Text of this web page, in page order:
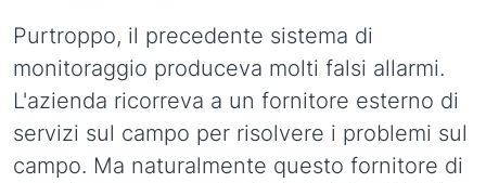
Purtroppo, il precedente sistema di
monitoraggio produceva molti falsi allarmi.
L'azienda ricorreva a un fornitore esterno di
servizi sul campo per risolvere i problemi sul
campo. Ma naturalmente questo fornitore di